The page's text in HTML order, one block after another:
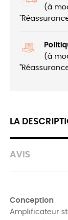
(à
(à
LA
AVIS
Conception
Amplificateur